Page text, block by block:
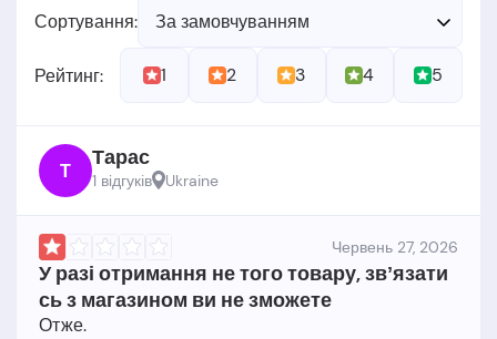
Сортування: За замовчуванням
Рейтинг: 1 2 3 4 5
Т Тарас
1 відгукiв Ukraine
Червень 27, 2026
У разі отримання не того товару, звʼязати
сь з магазином ви не зможете
Отже.